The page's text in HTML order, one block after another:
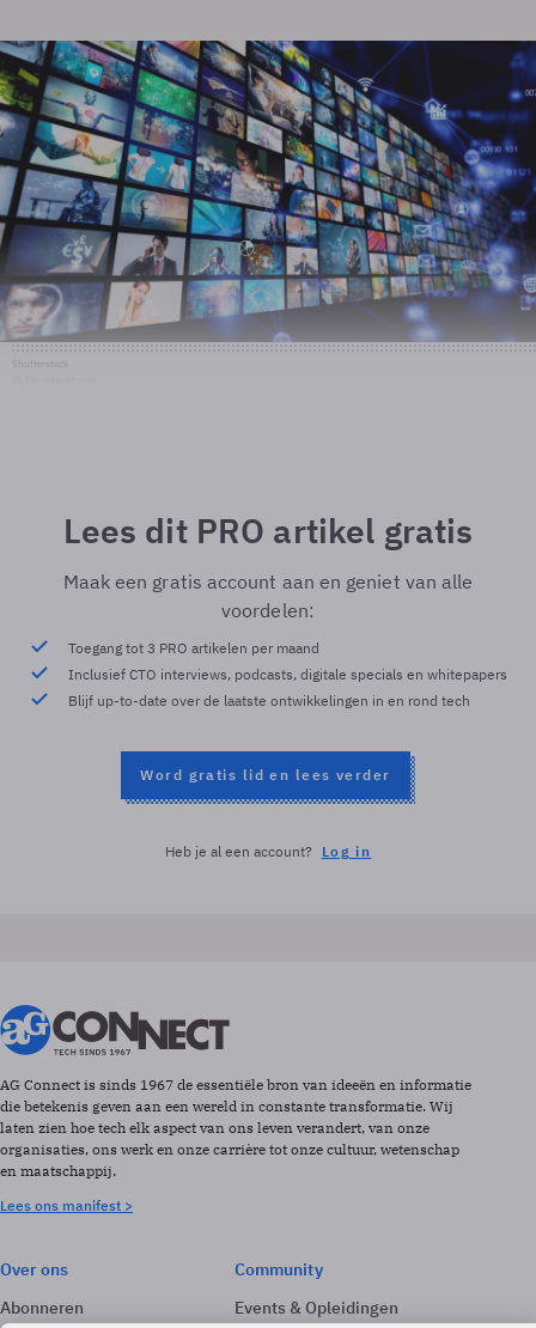
Lees dit PRO artikel gratis
Maak een gratis account aan en geniet van alle
voordelen:
Toegang tot 3 PRO artikelen per maand
Inclusief CTO interviews, podcasts, digitale specials en whitepapers
Blijf up-to-date over de laatste ontwikkelingen in en rond tech
Word gratis lid en lees verder
Heb je al een account? Log in
AG Connect is sinds 1967 de essentiële bron van ideeën en informatie
die betekenis geven aan een wereld in constante transformatie. Wij
laten zien hoe tech elk aspect van ons leven verandert, van onze
organisaties, ons werk en onze carrière tot onze cultuur, wetenschap
en maatschappij.
Lees ons manifest >
Over ons
Abonneren
Community
Events & Opleidingen